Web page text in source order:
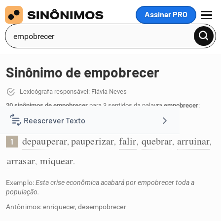
Assinar PRO
MENU
Reescrever Texto
Resumir Texto
Detector de IA
Sinônimo de empobrecer
Lexicógrafa responsável: Flávia Neves
20 sinônimos de empobrecer para 3 sentidos da palavra empobrecer:
Tornar pobre:
1 depauperar, pauperizar, falir, quebrar, arruinar,
arrasar, miquear.
Exemplo:Esta crise econômica acabará por empobrecer toda a
população.
Antônimos: enriquecer, desempobrecer